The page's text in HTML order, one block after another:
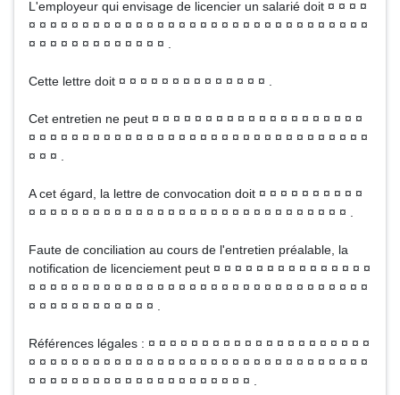
L'employeur qui envisage de licencier un salarié doit ¤ ¤ ¤ ¤
¤ ¤ ¤ ¤ ¤ ¤ ¤ ¤ ¤ ¤ ¤ ¤ ¤ ¤ ¤ ¤ ¤ ¤ ¤ ¤ ¤ ¤ ¤ ¤ ¤ ¤ ¤ ¤ ¤ ¤ ¤ ¤
¤ ¤ ¤ ¤ ¤ ¤ ¤ ¤ ¤ ¤ ¤ ¤ ¤ .
Cette lettre doit ¤ ¤ ¤ ¤ ¤ ¤ ¤ ¤ ¤ ¤ ¤ ¤ ¤ ¤ .
Cet entretien ne peut ¤ ¤ ¤ ¤ ¤ ¤ ¤ ¤ ¤ ¤ ¤ ¤ ¤ ¤ ¤ ¤ ¤ ¤ ¤ ¤
¤ ¤ ¤ ¤ ¤ ¤ ¤ ¤ ¤ ¤ ¤ ¤ ¤ ¤ ¤ ¤ ¤ ¤ ¤ ¤ ¤ ¤ ¤ ¤ ¤ ¤ ¤ ¤ ¤ ¤ ¤ ¤
¤ ¤ ¤ .
A cet égard, la lettre de convocation doit ¤ ¤ ¤ ¤ ¤ ¤ ¤ ¤ ¤ ¤
¤ ¤ ¤ ¤ ¤ ¤ ¤ ¤ ¤ ¤ ¤ ¤ ¤ ¤ ¤ ¤ ¤ ¤ ¤ ¤ ¤ ¤ ¤ ¤ ¤ ¤ ¤ ¤ ¤ ¤ .
Faute de conciliation au cours de l'entretien préalable, la
notification de licenciement peut ¤ ¤ ¤ ¤ ¤ ¤ ¤ ¤ ¤ ¤ ¤ ¤ ¤ ¤ ¤
¤ ¤ ¤ ¤ ¤ ¤ ¤ ¤ ¤ ¤ ¤ ¤ ¤ ¤ ¤ ¤ ¤ ¤ ¤ ¤ ¤ ¤ ¤ ¤ ¤ ¤ ¤ ¤ ¤ ¤ ¤ ¤
¤ ¤ ¤ ¤ ¤ ¤ ¤ ¤ ¤ ¤ ¤ ¤ .
Références légales : ¤ ¤ ¤ ¤ ¤ ¤ ¤ ¤ ¤ ¤ ¤ ¤ ¤ ¤ ¤ ¤ ¤ ¤ ¤ ¤ ¤
¤ ¤ ¤ ¤ ¤ ¤ ¤ ¤ ¤ ¤ ¤ ¤ ¤ ¤ ¤ ¤ ¤ ¤ ¤ ¤ ¤ ¤ ¤ ¤ ¤ ¤ ¤ ¤ ¤ ¤ ¤ ¤
¤ ¤ ¤ ¤ ¤ ¤ ¤ ¤ ¤ ¤ ¤ ¤ ¤ ¤ ¤ ¤ ¤ ¤ ¤ ¤ ¤ .